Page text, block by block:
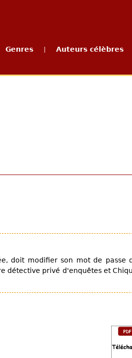
Genres Auteurs célèbres
doit modifier son mot de passe
détective privé d'enquêtes et